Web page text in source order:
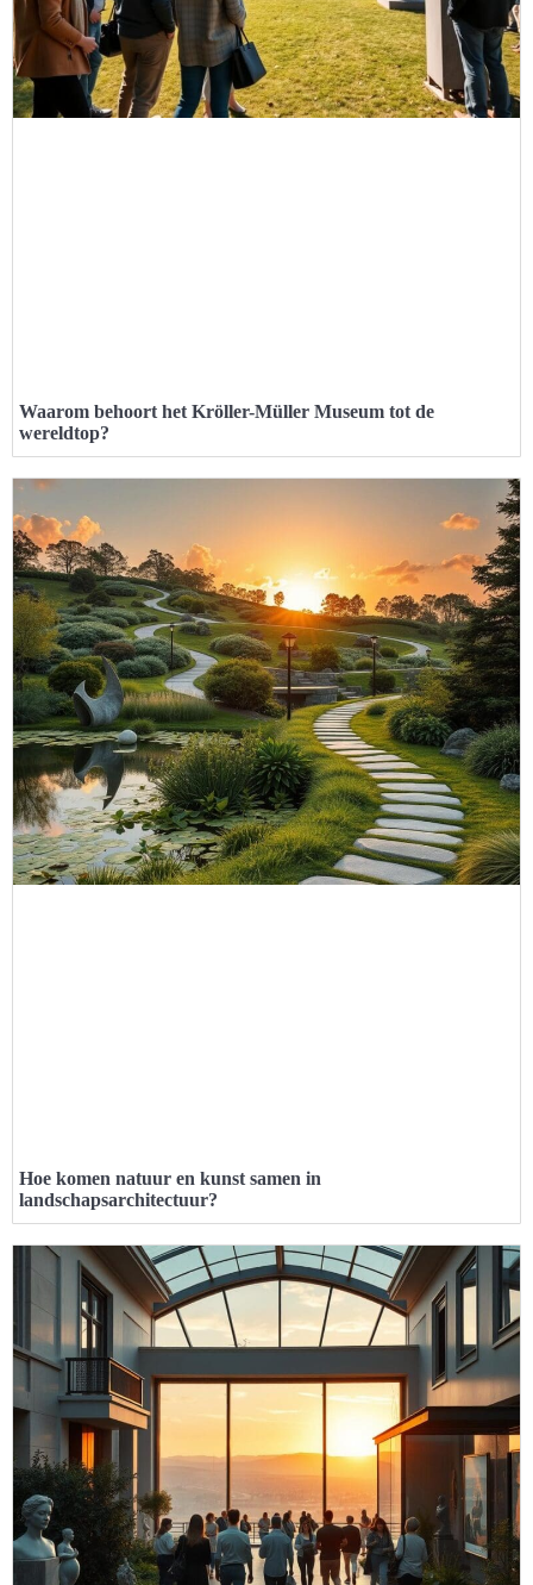
Waarom behoort het Kröller-Müller Museum tot de
wereldtop?
Hoe komen natuur en kunst samen in
landschapsarchitectuur?